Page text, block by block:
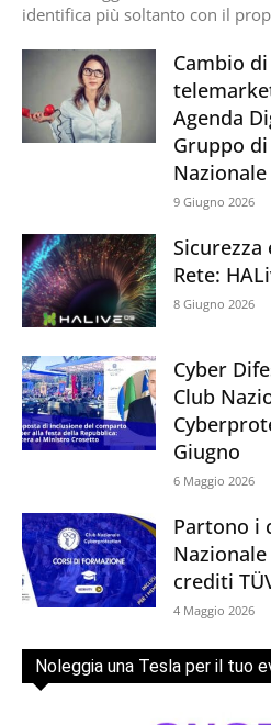
identifica più soltanto con il
Cambio
Agenda
Gruppo
9 Giugno 2026
Rete:
8 Giugno 2026
Cyber
Club
Giugno
6 Maggio 2026
Partono i
crediti
4 Maggio 2026
Noleggia una Tesla per il tuo